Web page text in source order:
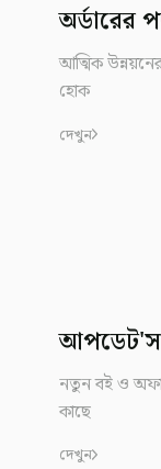
অর্ডারের
আত্মিক
হোক
দেখুন
আপডেট'স
নতুন বই ও
কাছে
দেখুন